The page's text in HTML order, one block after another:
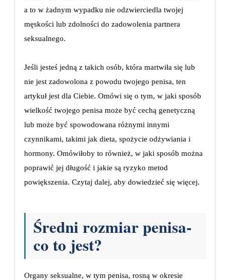
a to w żadnym wypadku nie odzwierciedla twojej
męskości lub zdolności do zadowolenia partnera
seksualnego.
Jeśli jesteś jedną z takich osób, która martwiła się lub
nie jest zadowolona z powodu twojego penisa, ten
artykuł jest dla Ciebie. Omówi się o tym, w jaki sposób
wielkość twojego penisa może być cechą genetyczną
lub może być spowodowana różnymi innymi
czynnikami, takimi jak dieta, spożycie odżywiania i
hormony. Omówiłoby to również, w jaki sposób można
poprawić jej długość i jakie są ryzyko metod
powiększenia. Czytaj dalej, aby dowiedzieć się więcej.
Średni rozmiar penisa-
co to jest?
Organy seksualne, w tym penisa, rosną w okresie